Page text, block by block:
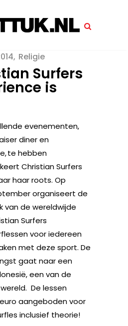
Religie
Surfers
is
evenementen,
diner en
te hebben
Christian Surfers
haar roots. Op
organiseert de
van de wereldwijde
Surfers
voor iedereen
met deze sport. De
gaat naar een
een van de
De lessen
aangeboden voor
inclusief theorie!